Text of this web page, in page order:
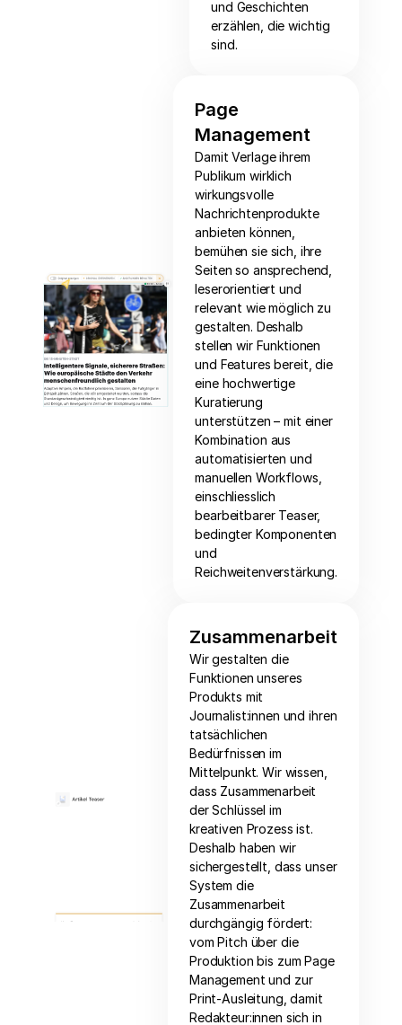
und Geschichten
erzählen, die wichtig
sind.
Page
Management
Damit Verlage ihrem
Publikum wirklich
wirkungsvolle
Nachrichtenprodukte
anbieten können,
bemühen sie sich, ihre
Seiten so ansprechend,
leserorientiert und
relevant wie möglich zu
gestalten. Deshalb
stellen wir Funktionen
und Features bereit, die
eine hochwertige
Kuratierung
unterstützen – mit einer
Kombination aus
automatisierten und
manuellen Workflows,
einschliesslich
bearbeitbarer Teaser,
bedingter Komponenten
und
Reichweitenverstärkung.
Zusammenarbeit
Wir gestalten die
Funktionen unseres
Produkts mit
Journalist:innen und ihren
tatsächlichen
Bedürfnissen im
Mittelpunkt. Wir wissen,
dass Zusammenarbeit
der Schlüssel im
kreativen Prozess ist.
Deshalb haben wir
sichergestellt, dass unser
System die
Zusammenarbeit
durchgängig fördert:
vom Pitch über die
Produktion bis zum Page
Management und zur
Print-Ausleitung, damit
Redakteur:innen sich in